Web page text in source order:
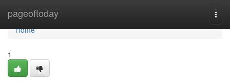
pageoftoday
Home
Home
1